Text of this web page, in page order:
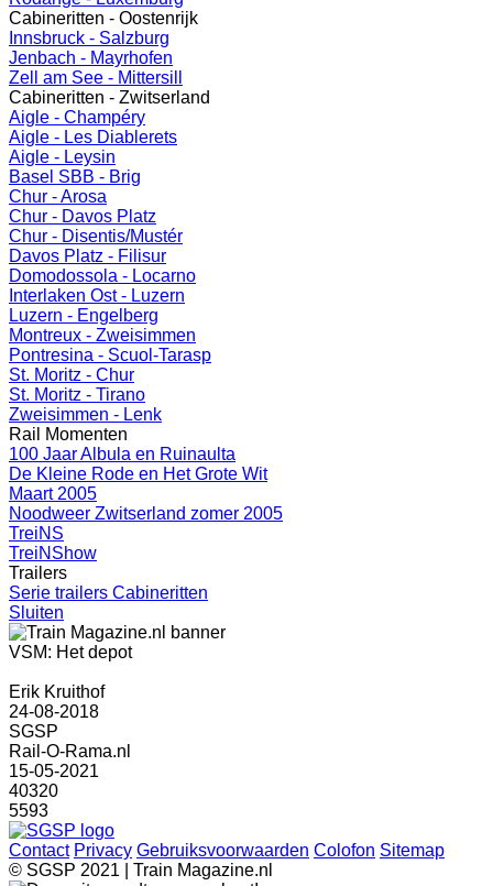
Cabineritten - Oostenrijk
Innsbruck - Salzburg
Jenbach - Mayrhofen
Zell am See - Mittersill
Cabineritten - Zwitserland
Aigle - Champéry
Aigle - Les Diablerets
Aigle - Leysin
Basel SBB - Brig
Chur - Arosa
Chur - Davos Platz
Chur - Disentis/Mustér
Davos Platz - Filisur
Domodossola - Locarno
Interlaken Ost - Luzern
Luzern - Engelberg
Montreux - Zweisimmen
Pontresina - Scuol-Tarasp
St. Moritz - Chur
St. Moritz - Tirano
Zweisimmen - Lenk
Rail Momenten
100 Jaar Albula en Ruinaulta
De Kleine Rode en Het Grote Wit
Maart 2005
Noodweer Zwitserland zomer 2005
TreiNS
TreiNShow
Trailers
Serie trailers Cabineritten
Sluiten
VSM: Het depot
Erik Kruithof
24-08-2018
SGSP
Rail-O-Rama.nl
15-05-2021
40320
5593
Contact Privacy Gebruiksvoorwaarden Colofon Sitemap
© SGSP 2021 | Train Magazine.nl